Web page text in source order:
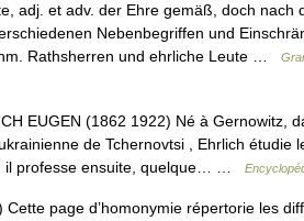
adj. et adv. der Ehre gemäß, doch nach
Nebenbegriffen und
Rathsherren und ehrliche Leute …
EUGEN (1862 1922) Né à Gernowitz,
de Tchernovtsi , Ehrlich
il professe ensuite, quelque… …
page d’homonymie répertorie les